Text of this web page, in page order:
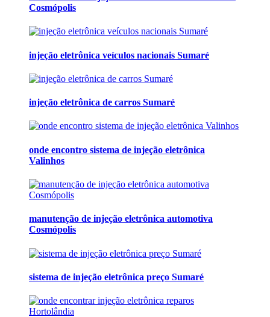
Cosmópolis
injeção eletrônica veículos nacionais Sumaré
injeção eletrônica de carros Sumaré
onde encontro sistema de injeção eletrônica
Valinhos
manutenção de injeção eletrônica automotiva
Cosmópolis
sistema de injeção eletrônica preço Sumaré